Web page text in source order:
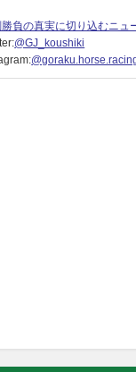
負の真実に切り込むニュ
@GJ_koushiki